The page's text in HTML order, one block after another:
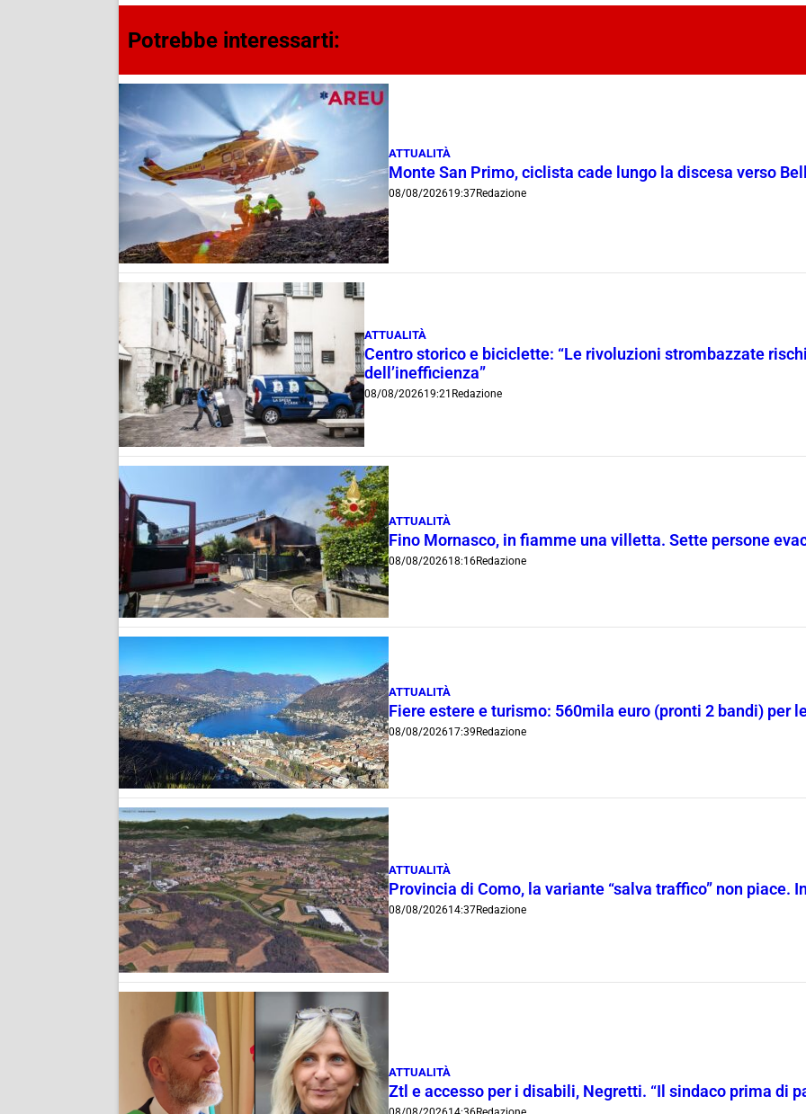
Potrebbe interessarti:
ATTUALITÀ
Monte San Primo, ciclista cade lungo la discesa verso
08/08/202619:37Redazione
ATTUALITÀ
Centro storico e biciclette: “Le rivoluzioni strombazzate
dell’inefficienza”
08/08/202619:21 Redazione
ATTUALITÀ
Fino Mornasco, in fiamme una villetta. Sette persone
08/08/202618:16Redazione
ATTUALITÀ
Fiere estere e turismo: 560mila euro (pronti 2 bandi) per
08/08/202617:39 Redazione
ATTUALITÀ
Provincia di Como, la variante “salva traffico” non piace.
08/08/202614:37Redazione
ATTUALITÀ
Ztl e accesso per i disabili, Negretti. “Il sindaco prima di